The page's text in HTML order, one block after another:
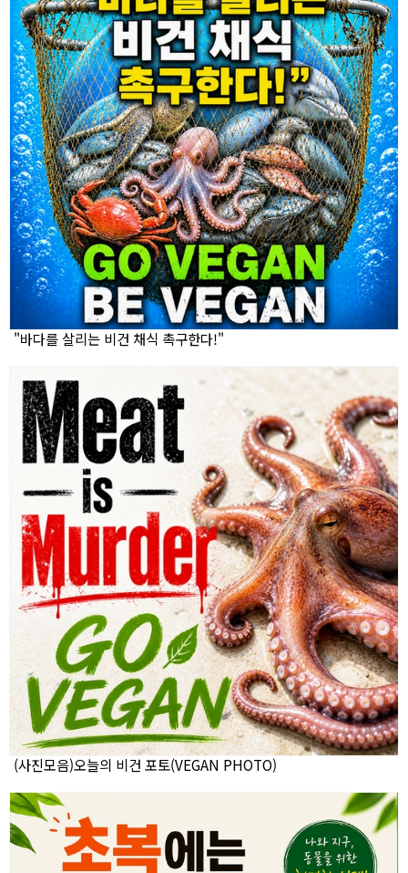
"바다를 살리는 비건 채식 촉구한다!"
(사진모음)오늘의 비건 포토(VEGAN PHOTO)